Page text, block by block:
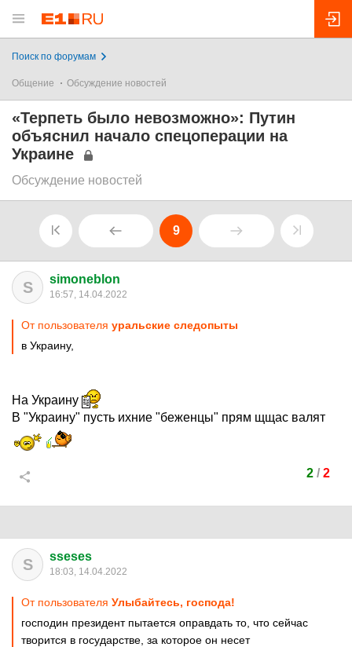
Поиск по форумам
Общение Обсуждение новостей
«Терпеть было невозможно»: Путин
объяснил начало спецоперации на
Украине
Обсуждение новостей
9
S simoneblon
16:57, 14.04.2022
От пользователя уральские следопыты
в Украину,
На Украину
В "Украину" пусть ихние "беженцы" прям щщас валят
2/ 2
S sseses
18:03, 14.04.2022
От пользователя Улыбайтесь, господа!
господин президент пытается оправдать то, что сейчас
творится в государстве, за которое он несет